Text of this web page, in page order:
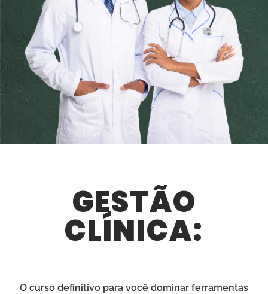
GESTÃO
CLÍNICA:
O curso definitivo para você dominar ferramentas